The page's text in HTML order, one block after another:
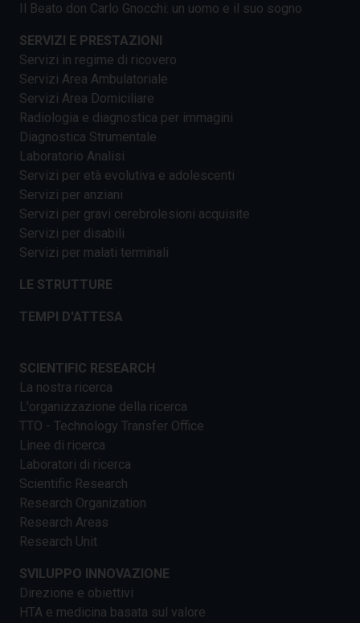
Il Beato don Carlo Gnocchi: un uomo e il suo sogno
SERVIZI E PRESTAZIONI
Servizi in regime di ricovero
Servizi Area Ambulatoriale
Servizi Area Domiciliare
Radiologia e diagnostica per immagini
Diagnostica Strumentale
Laboratorio Analisi
Servizi per età evolutiva e adolescenti
Servizi per anziani
Servizi per gravi cerebrolesioni acquisite
Servizi per disabili
Servizi per malati terminali
LE STRUTTURE
TEMPI D'ATTESA
SCIENTIFIC RESEARCH
La nostra ricerca
L'organizzazione della ricerca
TTO - Technology Transfer Office
Linee di ricerca
Laboratori di ricerca
Scientific Research
Research Organization
Research Areas
Research Unit
SVILUPPO INNOVAZIONE
Direzione e obiettivi
HTA e medicina basata sul valore